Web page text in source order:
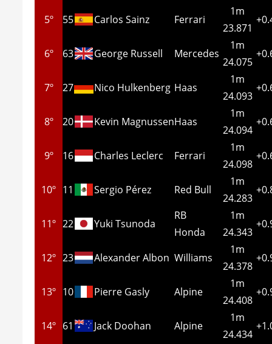
5º 55 Carlos Sainz Ferrari
1m
23.871
6º 63 George Russell Mercedes
1m
24.075
7º 27 Nico Hulkenberg Haas
1m
24.093
8º 20 Kevin MagnussenHaas
1m
24.094
9º 16 Charles Leclerc Ferrari
1m
24.098
10º 11 Sergio Pérez Red Bull
1m
24.283
11º 22 Yuki Tsunoda
RB
Honda
1m
24.343
12º 23 Alexander Albon Williams
1m
24.378
13º 10 Pierre Gasly Alpine
1m
24.408
14º 61 Jack Doohan Alpine
1m
24.434